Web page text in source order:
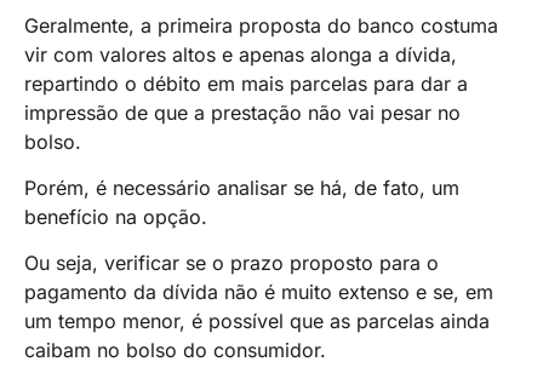
Geralmente, a primeira proposta do banco costuma
vir com valores altos e apenas alonga a dívida,
repartindo o débito em mais parcelas para dar a
impressão de que a prestação não vai pesar no
bolso.
Porém, é necessário analisar se há, de fato, um
benefício na opção.
Ou seja, verificar se o prazo proposto para o
pagamento da dívida não é muito extenso e se, em
um tempo menor, é possível que as parcelas ainda
caibam no bolso do consumidor.